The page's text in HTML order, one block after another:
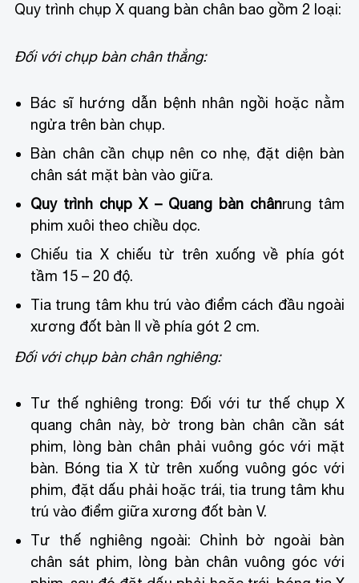
Quy trình chụp X quang bàn chân bao gồm 2 loại:
Đối với chụp bàn chân thẳng:
Bác sĩ hướng dẫn bệnh nhân ngồi hoặc nằm
ngửa trên bàn chụp.
Bàn chân cần chụp nên co nhẹ, đặt diện bàn
chân sát mặt bàn vào giữa.
Quy trình chụp X – Quang bàn chânrung tâm
phim xuôi theo chiều dọc.
Chiếu tia X chiếu từ trên xuống về phía gót
tầm 15 – 20 độ.
Tia trung tâm khu trú vào điểm cách đầu ngoài
xương đốt bàn II về phía gót 2 cm.
Đối với chụp bàn chân nghiêng:
Tư thế nghiêng trong: Đối với tư thế chụp X
quang chân này, bờ trong bàn chân cần sát
phim, lòng bàn chân phải vuông góc với mặt
bàn. Bóng tia X từ trên xuống vuông góc với
phim, đặt dấu phải hoặc trái, tia trung tâm khu
trú vào điểm giữa xương đốt bàn V.
Tư thế nghiêng ngoài: Chỉnh bờ ngoài bàn
chân sát phim, lòng bàn chân vuông góc với